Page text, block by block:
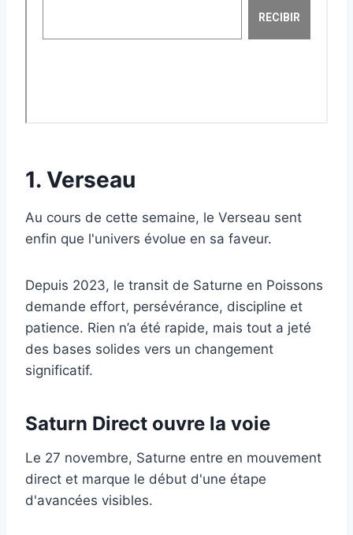
1. Verseau
Au cours de cette semaine, le Verseau sent
enfin que l'univers évolue en sa faveur.
Depuis 2023, le transit de Saturne en Poissons
demande effort, persévérance, discipline et
patience. Rien n’a été rapide, mais tout a jeté
des bases solides vers un changement
significatif.
Saturn Direct ouvre la voie
Le 27 novembre, Saturne entre en mouvement
direct et marque le début d'une étape
d'avancées visibles.